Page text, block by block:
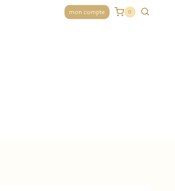
mon compte 0